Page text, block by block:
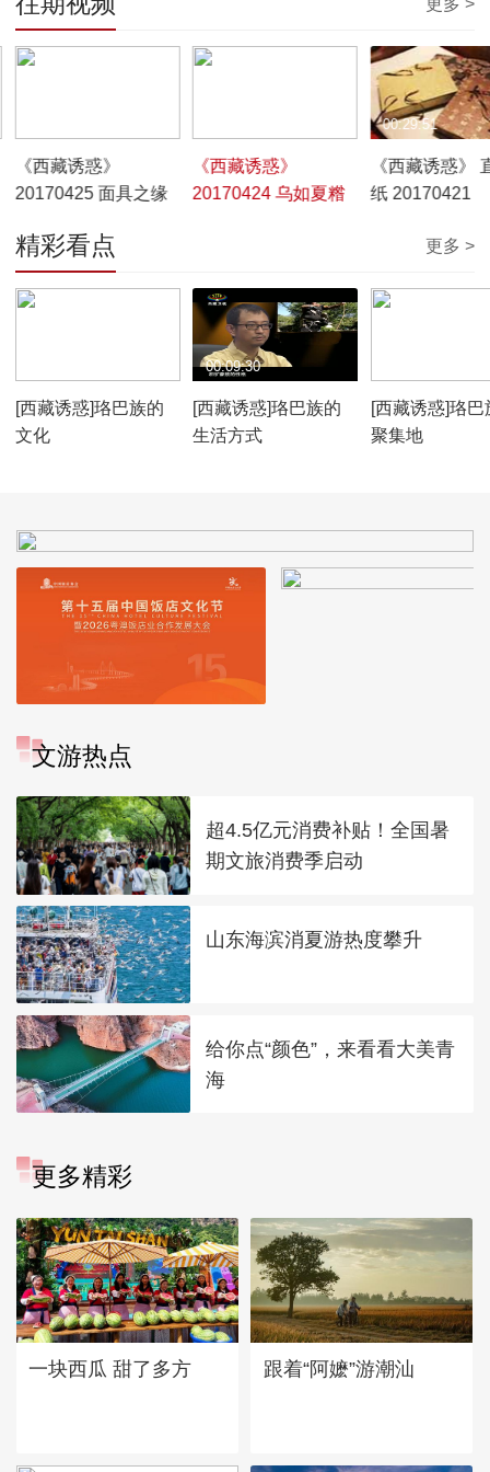
更多 >
《西藏诱惑》
20170425 面具之缘
《西藏诱惑》
20170424 乌如夏糌
《西藏诱惑》
纸 20170421
00:29:51
精彩看点 更多 >
[西藏诱惑]珞巴族的
文化
[西藏诱惑]珞巴族的
生活方式
00:09:30
[西藏诱惑]珞巴
聚集地
文游热点
超4.5亿元消费补贴！全国暑
期文旅消费季启动
山东海滨消夏游热度攀升
给你点“颜色”，来看看大美青
海
更多精彩
一块西瓜 甜了多方 跟着“阿嬷”游潮汕